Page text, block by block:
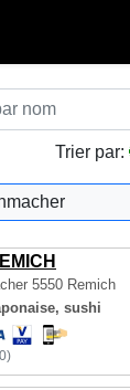
Trier par:
5550 Remich
sushi